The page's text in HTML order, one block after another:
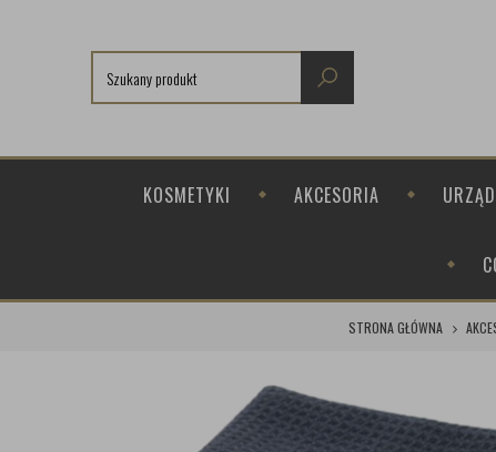
KOSMETYKI AKCESORIA
STRONA GŁÓWNA